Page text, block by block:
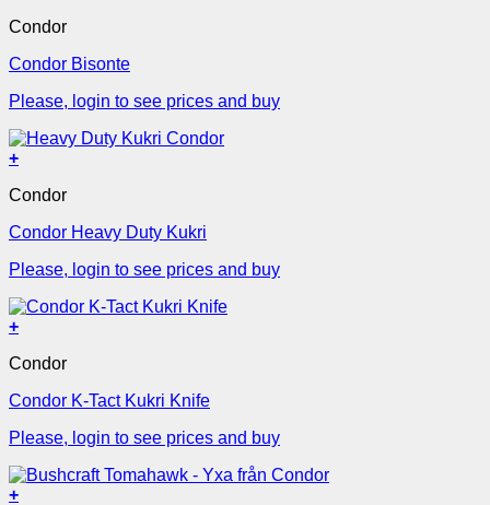
Condor
Condor Bisonte
Please, login to see prices and buy
+
Condor
Condor Heavy Duty Kukri
Please, login to see prices and buy
+
Condor
Condor K-Tact Kukri Knife
Please, login to see prices and buy
+